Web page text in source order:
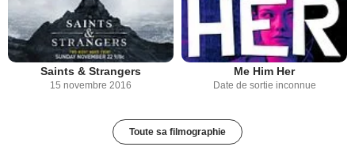
Saints & Strangers
15 novembre 2016
Me Him Her
Date de sortie inconnue
Toute sa filmographie